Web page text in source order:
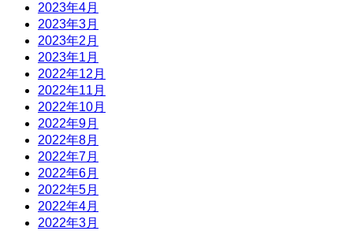
2023年4月
2023年3月
2023年2月
2023年1月
2022年12月
2022年11月
2022年10月
2022年9月
2022年8月
2022年7月
2022年6月
2022年5月
2022年4月
2022年3月